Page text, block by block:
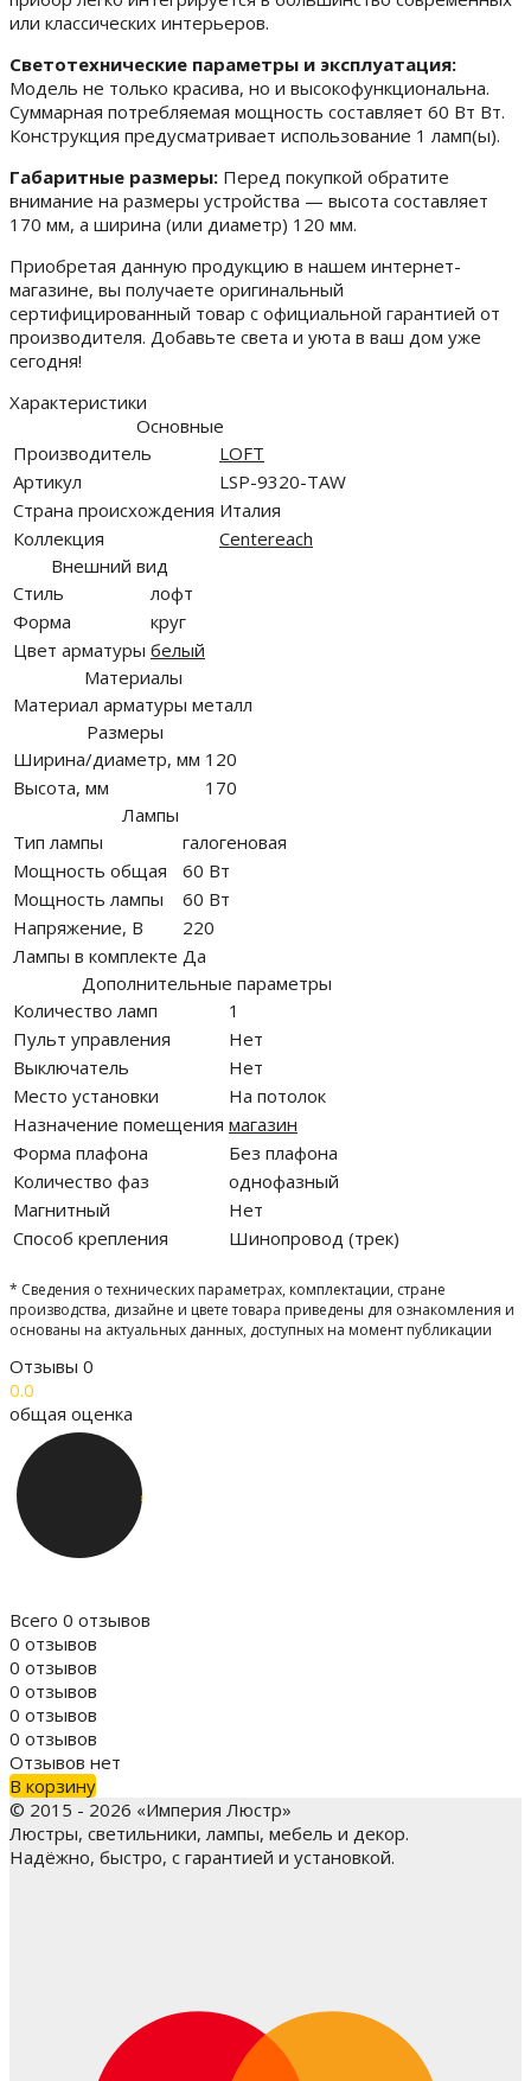
или классических интерьеров.
Светотехнические параметры и эксплуатация:
Модель не только красива, но и высокофункциональна.
Суммарная потребляемая мощность составляет 60 Вт Вт.
Конструкция предусматривает использование 1 ламп(ы).
Габаритные размеры: Перед покупкой обратите
внимание на размеры устройства — высота составляет
170 мм, а ширина (или диаметр) 120 мм.
Приобретая данную продукцию в нашем интернет-
магазине, вы получаете оригинальный
сертифицированный товар с официальной гарантией от
производителя. Добавьте света и уюта в ваш дом уже
сегодня!
Характеристики
Основные
Производитель
LOFT
Артикул
LSP-9320-TAW
Страна происхождения Италия
Коллекция
Centereach
Внешний вид
Стиль
лофт
Форма
круг
Цвет арматуры белый
Материалы
Материал арматуры металл
Размеры
Ширина/диаметр, мм 120
Высота, мм
170
Лампы
Тип лампы
галогеновая
Мощность общая
60 Вт
Мощность лампы
60 Вт
Напряжение, В
220
Лампы в комплекте Да
Дополнительные параметры
Количество ламп
1
Пульт управления
Нет
Выключатель
Нет
Место установки
На потолок
Назначение помещения магазин
Форма плафона
Без плафона
Количество фаз
однофазный
Магнитный
Нет
Способ крепления
Шинопровод (трек)
* Сведения о технических параметрах, комплектации, стране
производства, дизайне и цвете товара приведены для ознакомления и
основаны на актуальных данных, доступных на момент публикации
Отзывы 0
0.0
общая оценка
Всего 0 отзывов
0 отзывов
0 отзывов
0 отзывов
0 отзывов
0 отзывов
Отзывов нет
В корзину
© 2015 - 2026 «Империя Люстр»
Люстры, светильники, лампы, мебель и декор.
Надёжно, быстро, с гарантией и установкой.